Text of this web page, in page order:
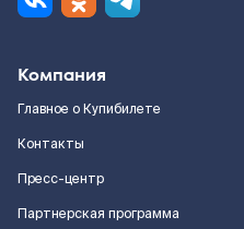
Компания
Главное о Купибилете
Контакты
Пресс-центр
Партнерская программа